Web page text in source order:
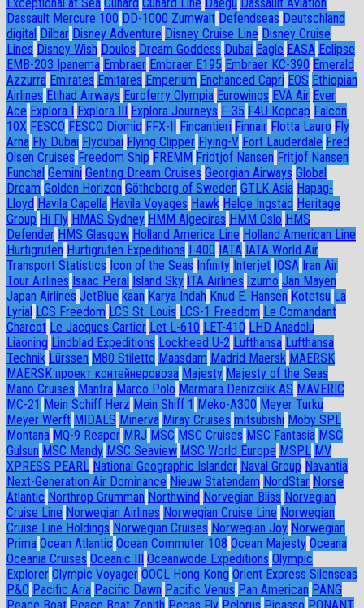
Exceptional at Sea Cunard Cunard Line Daegu Dassault Aviation
Dassault Mercure 100 DD-1000 Zumwalt Defendseas Deutschland
digital Dilbar Disney Adventure Disney Cruise Line Disney Cruise
Lines Disney Wish Doulos Dream Goddess Dubai Eagle EASA Eclipse
EMB-203 Ipanema Embraer Embraer E195 Embraer KC-390 Emerald
Azzurra Emirates Emitares Emperium Enchanced Capri EOS Ethiopian
Airlines Etihad Airways Euroferry Olympia Eurowings EVA Air Ever
Ace Explora I Explora III Explora Journeys F-35 F4U Корсар Falcon
10X FESCO FESCO Diomid FFX-II Fincantieri Finnair Flotta Lauro Fly
Arna Fly Dubai Flydubai Flying Clipper Flying-V Fort Lauderdale Fred
Olsen Cruises Freedom Ship FREMM Fridtjof Nansen Fritjof Nansen
Funchal Gemini Genting Dream Cruises Georgian Airways Global
Dream Golden Horizon Götheborg of Sweden GTLK Asia Hapag-
Lloyd Havila Capella Havila Voyages Hawk Helge Ingstad Heritage
Group Hi Fly HMAS Sydney HMM Algeciras HMM Oslo HMS
Defender HMS Glasgow Holland America Line Holland American Line
Hurtigruten Hurtigruten Expeditions I-400 IATA IATA World Air
Transport Statistics Icon of the Seas Infinity Interjet IOSA Iran Air
Tour Airlines Isaac Peral Island Sky ITA Airlines Izumo Jan Mayen
Japan Airlines JetBlue kaan Karya Indah Knud E. Hansen Kotetsu La
Lyrial LCS Freedom LCS St. Louis LCS-1 Freedom Le Comandant
Charcot Le Jacques Cartier Let L-610 LET-410 LHD Anadolu
Liaoning Lindblad Expeditions Lockheed U-2 Lufthansa Lufthansa
Technik Lürssen M80 Stiletto Maasdam Madrid Maersk MAERSK
MAERSK проект контейнеровоза Majesty Majesty of the Seas
Mano Cruises Mantra Marco Polo Marmara Denizcilik AS MAVERIC
MC-21 Mein Schiff Herz Mein Shiff 1 Meko-A300 Meyer Turku
Meyer Werft MIDALS Minerva Miray Cruises mitsubishi Moby SPL
Montana MQ-9 Reaper MRJ MSC MSC Cruises MSC Fantasia MSC
Gulsun MSC Mandy MSC Seaview MSC World Europe MSPL MV
XPRESS PEARL National Geographic Islander Naval Group Navantia
Next-Generation Air Dominance Nieuw Statendam NordStar Norse
Atlantic Northrop Grumman Northwind Norvegian Bliss Norvegian
Cruise Line Norwegian Airlines Norwegian Cruise Line Norwegian
Cruise Line Holdings Norwegian Cruises Norwegian Joy Norwegian
Prima Ocean Atlantic Ocean Commuter 108 Ocean Majesty Oceana
Oceania Cruises Oceanic III Oceanwode Expeditions Olympic
Explorer Olympic Voyager OOCL Hong Kong Orient Express Silenseas
P&O Pacific Aria Pacific Dawn Pacific Venus Pan American PANG